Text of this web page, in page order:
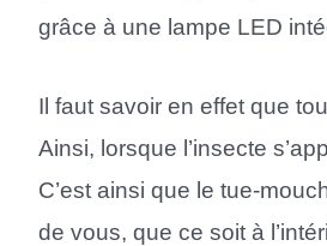
grâce à une lampe LED
Il faut savoir en effet que
Ainsi, lorsque l’insecte
C’est ainsi que le tue-
de vous, que ce soit à